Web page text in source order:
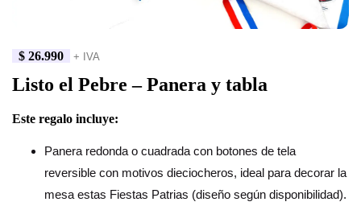
$ 26.990 + IVA
Listo el Pebre – Panera y tabla
Este regalo incluye:
Panera redonda o cuadrada con botones de tela
reversible con motivos dieciocheros, ideal para decorar la
mesa estas Fiestas Patrias (diseño según disponibilidad).